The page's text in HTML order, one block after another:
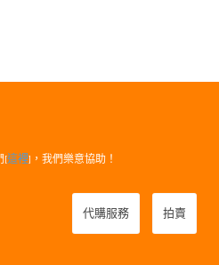
[這裡]，我們樂意協助！
代購服務 拍賣